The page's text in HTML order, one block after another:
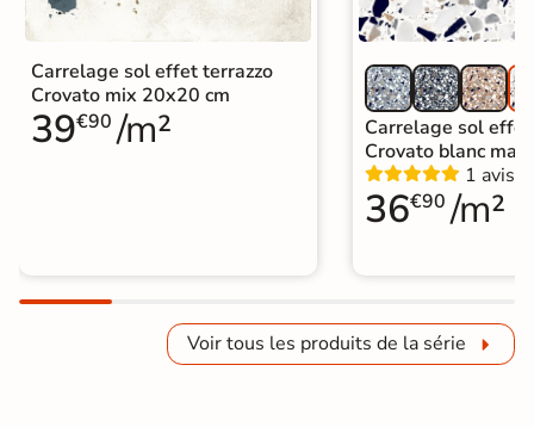
Carrelage sol effet terrazzo
Crovato mix 20x20 cm
39€90 /m²
Carrelage sol
Crovato blanc
1 avis
36€90 /m²
Voir tous les produits de la série